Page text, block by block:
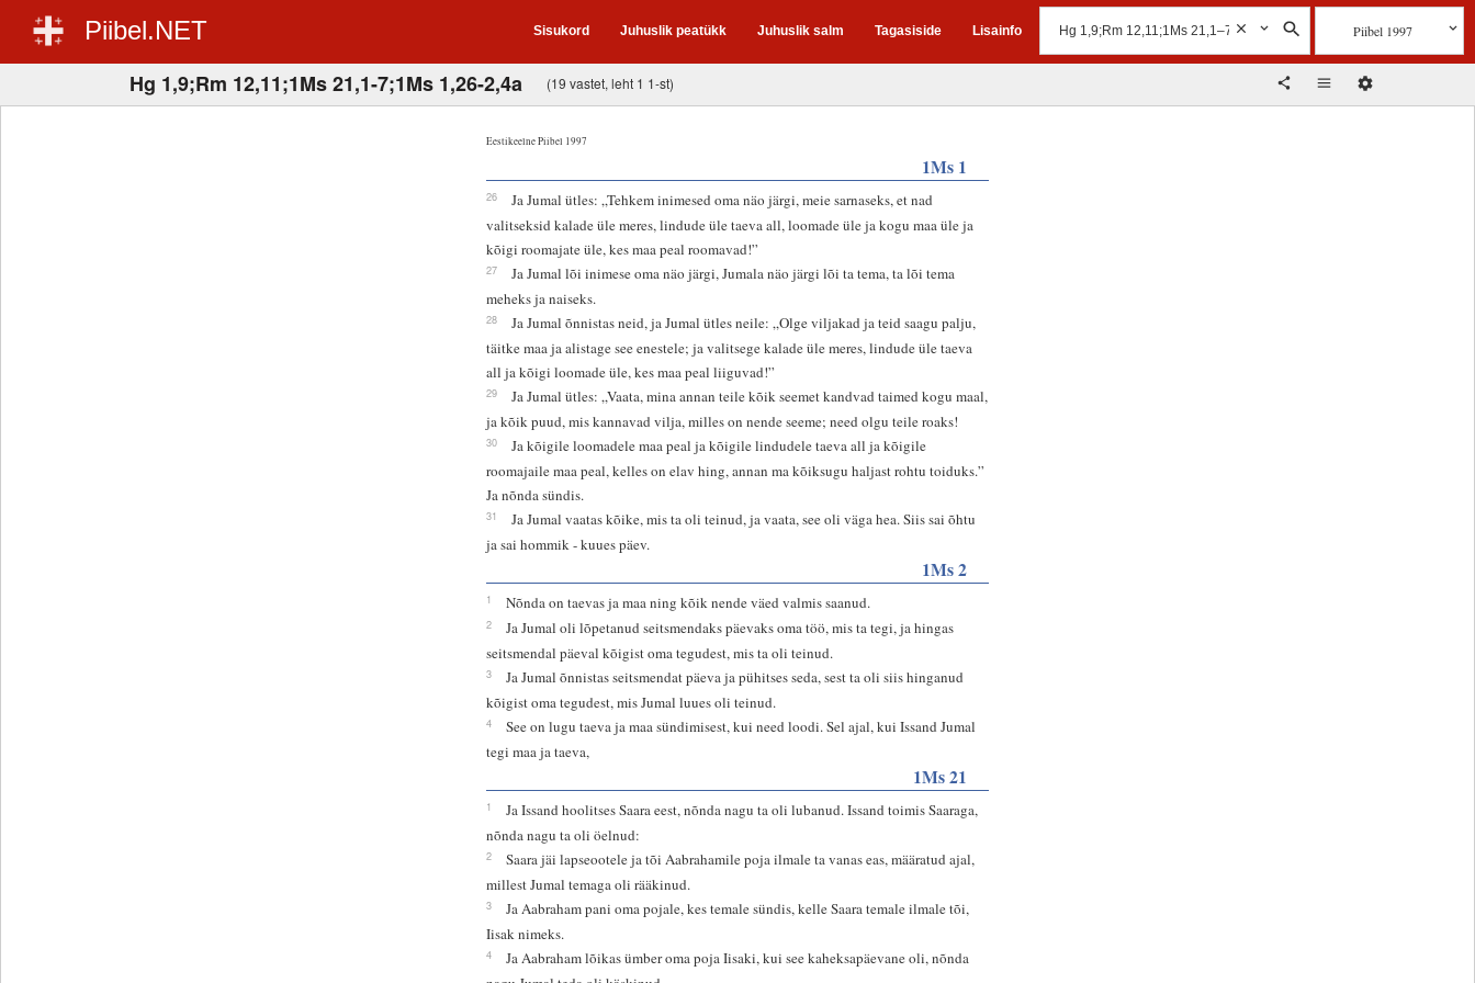
Piibel.NET Sisukord Juhuslik peatükk Juhuslik salm Tagasiside Lisainfo Piibel 1997
Hg 1,9;Rm 12,11;1Ms 21,1-7;1Ms 1,26-2,4a (19 vastet, leht 1 1-st)
Eestikeelne Piibel 1997
1Ms 1
26
Ja Jumal ütles: „Tehkem inimesed oma näo järgi, meie sarnaseks, et nad
valitseksid kalade üle meres, lindude üle taeva all, loomade üle ja kogu maa üle ja
kõigi roomajate üle, kes maa peal roomavad!”
27
Ja Jumal lõi inimese oma näo järgi, Jumala näo järgi lõi ta tema, ta lõi tema
meheks ja naiseks.
28
Ja Jumal õnnistas neid, ja Jumal ütles neile: „Olge viljakad ja teid saagu palju,
täitke maa ja alistage see enestele; ja valitsege kalade üle meres, lindude üle taeva
all ja kõigi loomade üle, kes maa peal liiguvad!”
29
Ja Jumal ütles: „Vaata, mina annan teile kõik seemet kandvad taimed kogu maal,
ja kõik puud, mis kannavad vilja, milles on nende seeme; need olgu teile roaks!
30
Ja kõigile loomadele maa peal ja kõigile lindudele taeva all ja kõigile
roomajaile maa peal, kelles on elav hing, annan ma kõiksugu haljast rohtu toiduks.”
Ja nõnda sündis.
31
Ja Jumal vaatas kõike, mis ta oli teinud, ja vaata, see oli väga hea. Siis sai õhtu
ja sai hommik - kuues päev.
1Ms 2
1 Nõnda on taevas ja maa ning kõik nende väed valmis saanud.
2
Ja Jumal oli lõpetanud seitsmendaks päevaks oma töö, mis ta tegi, ja hingas
seitsmendal päeval kõigist oma tegudest, mis ta oli teinud.
3
Ja Jumal õnnistas seitsmendat päeva ja pühitses seda, sest ta oli siis hinganud
kõigist oma tegudest, mis Jumal luues oli teinud.
4
See on lugu taeva ja maa sündimisest, kui need loodi. Sel ajal, kui Issand Jumal
tegi maa ja taeva,
1Ms 21
1
Ja Issand hoolitses Saara eest, nõnda nagu ta oli lubanud. Issand toimis Saaraga,
nõnda nagu ta oli öelnud:
2
Saara jäi lapseootele ja tõi Aabrahamile poja ilmale ta vanas eas, määratud ajal,
millest Jumal temaga oli rääkinud.
3
Ja Aabraham pani oma pojale, kes temale sündis, kelle Saara temale ilmale tõi,
Iisak nimeks.
4
Ja Aabraham lõikas ümber oma poja Iisaki, kui see kaheksapäevane oli, nõnda